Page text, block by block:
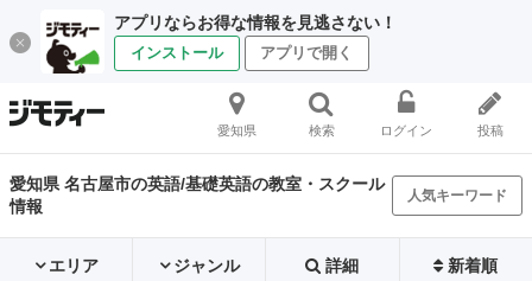
アプリならお得な情報を見逃さない！
インストール アプリで開く
愛知県 検索 ログイン 投稿
愛知県 名古屋市の英語/基礎英語の教室・スクール
情報
人気キーワード
エリア ジャンル 詳細 新着順